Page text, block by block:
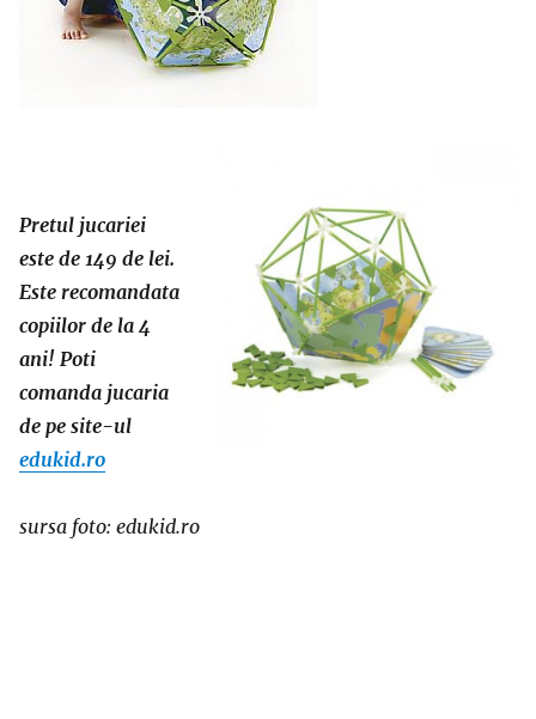
Pretul jucariei
este de 149 de lei.
Este recomandata
copiilor de la 4
ani! Poti
comanda jucaria
de pe site-ul
edukid.ro
sursa foto: edukid.ro